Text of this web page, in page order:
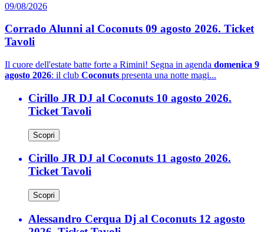
09/08/2026
Corrado Alunni al Coconuts 09 agosto 2026. Ticket
Tavoli
Il cuore dell'estate batte forte a Rimini! Segna in agenda domenica 9
agosto 2026: il club Coconuts presenta una notte magi...
Cirillo JR DJ al Coconuts 10 agosto 2026.
Ticket Tavoli
Scopri
Cirillo JR DJ al Coconuts 11 agosto 2026.
Ticket Tavoli
Scopri
Alessandro Cerqua Dj al Coconuts 12 agosto